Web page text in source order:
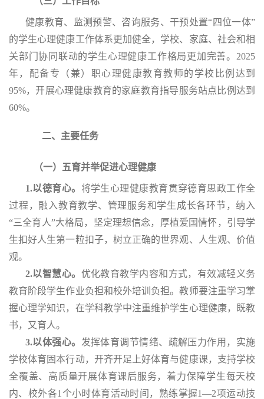
健康教育、监测预警、咨询服务、干预处置“四位一体”
的学生心理健康工作体系更加健全，学校、家庭、社会和相
关部门协同联动的学生心理健康工作格局更加完善。2025
年，配备专（兼）职心理健康教育教师的学校比例达到
95%，开展心理健康教育的家庭教育指导服务站点比例达到
60%。
二、主要任务
（一）五育并举促进心理健康
1.以德育心。 将学生心理健康教育贯穿德育思政工作全
过程，融入教育教学、管理服务和学生成长各环节，纳入
“三全育人”大格局，坚定理想信念，厚植爱国情怀，引导学
生扣好人生第一粒扣子，树立正确的世界观、人生观、价值
观。
2.以智慧心。 优化教育教学内容和方式，有效减轻义务
教育阶段学生作业负担和校外培训负担。教师要注重学习掌
握心理学知识，在学科教学中注重维护学生心理健康，既教
书，又育人。
3.以体强心。 发挥体育调节情绪、疏解压力作用，实施
学校体育固本行动，开齐开足上好体育与健康课，支持学校
全覆盖、高质量开展体育课后服务，着力保障学生每天校
内、校外各1个小时体育活动时间，熟练掌握1—2项运动技